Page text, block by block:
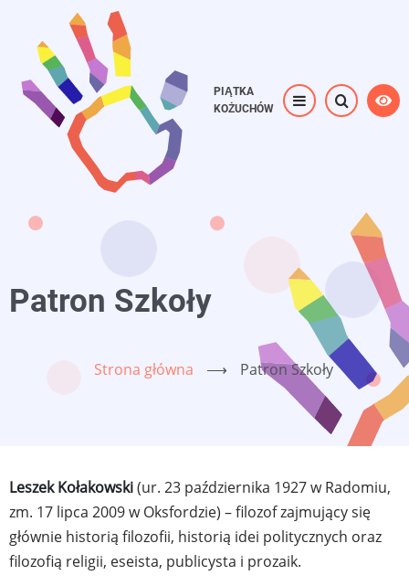
PIĄTKA
KOŻUCHÓW
Patron Szkoły
Strona główna ⟶ Patron Szkoły
Leszek Kołakowski(ur. 23 października 1927 w Radomiu,
zm. 17 lipca 2009 w Oksfordzie) – filozof zajmujący się
głównie historią filozofii, historią idei politycznych oraz
filozofią religii, eseista, publicysta i prozaik.